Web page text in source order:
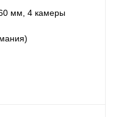
мм, 4 камеры